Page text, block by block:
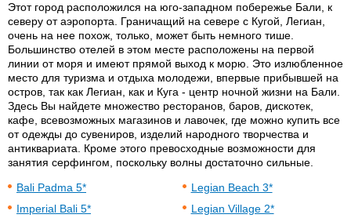
Этот город расположился на юго-западном побережье Бали, к
северу от аэропорта. Граничащий на севере с Кугой, Легиан,
очень на нее похож, только, может быть немного тише.
Большинство отелей в этом месте расположены на первой
линии от моря и имеют прямой выход к морю. Это излюбленное
место для туризма и отдыха молодежи, впервые прибывшей на
остров, так как Легиан, как и Куга - центр ночной жизни на Бали.
Здесь Вы найдете множество ресторанов, баров, дискотек,
кафе, всевозможных магазинов и лавочек, где можно купить все
от одежды до сувениров, изделий народного творчества и
антиквариата. Кроме этого превосходные возможности для
занятия серфингом, поскольку волны достаточно сильные.
Bali Padma 5*
Imperial Bali 5*
Legian Beach 3*
Legian Village 2*